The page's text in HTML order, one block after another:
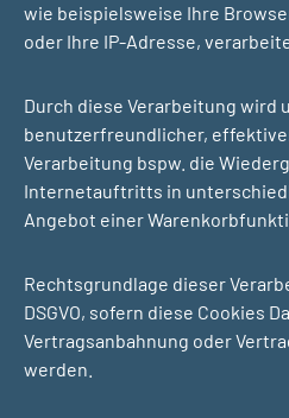
wie beispielsweise Ihre
oder Ihre IP-Adresse,
Durch diese Verarbeitung
benutzerfreundlicher,
Verarbeitung bspw. die
Internetauftritts in
Angebot einer
Rechtsgrundlage dieser
DSGVO, sofern diese Cookies
Vertragsanbahnung oder
werden.